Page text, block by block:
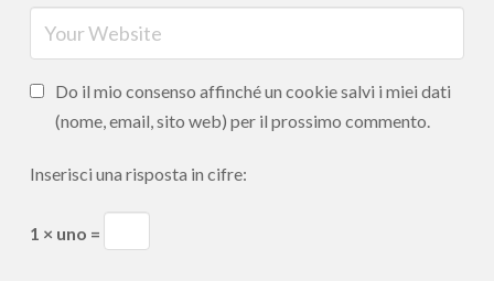
Do il mio consenso affinché un cookie salvi i miei dati
(nome, email, sito web) per il prossimo commento.
Inserisci una risposta in cifre:
1 × uno =